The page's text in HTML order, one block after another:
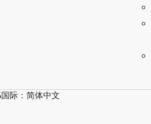
国际：简体中文